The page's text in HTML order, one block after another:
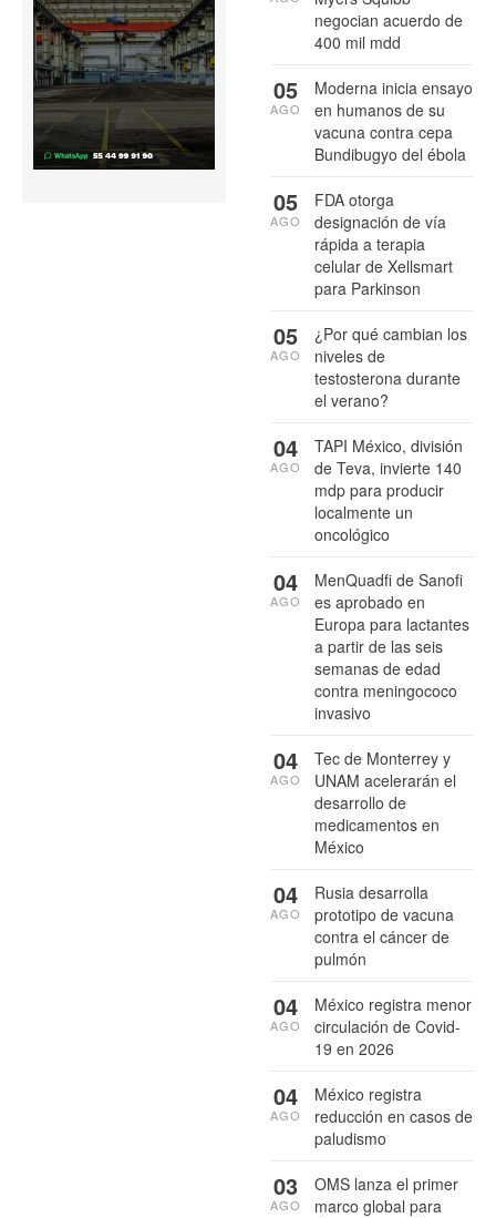
negocian acuerdo de
400 mil mdd
Moderna inicia ensayo
en humanos de su
vacuna contra cepa
Bundibugyo del ébola
05
AGO
FDA otorga
designación de vía
rápida a terapia
celular de Xellsmart
para Parkinson
05
AGO
¿Por qué cambian los
niveles de
testosterona durante
el verano?
05
AGO
TAPI México, división
de Teva, invierte 140
mdp para producir
localmente un
oncológico
04
AGO
MenQuadfi de Sanofi
es aprobado en
Europa para lactantes
a partir de las seis
semanas de edad
contra meningococo
invasivo
04
AGO
Tec de Monterrey y
UNAM acelerarán el
desarrollo de
medicamentos en
México
04
AGO
Rusia desarrolla
prototipo de vacuna
contra el cáncer de
pulmón
04
AGO
México registra menor
circulación de Covid-
19 en 2026
04
AGO
México registra
reducción en casos de
paludismo
04
AGO
OMS lanza el primer
marco global para
03
AGO